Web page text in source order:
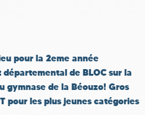
pour la 2eme année
de BLOC sur la
gymnase de la Béouzo! Gros
pour les plus jeunes catégories